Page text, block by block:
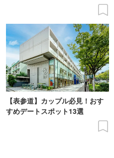
【表参道】カップル必見！おす
すめデートスポット13選